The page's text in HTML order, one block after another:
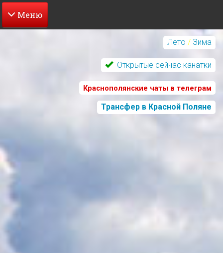
Перейти
Лето / Зима
Открытые сейчас канатки
Краснополянские чаты в телеграм
Трансфер в Красной Поляне